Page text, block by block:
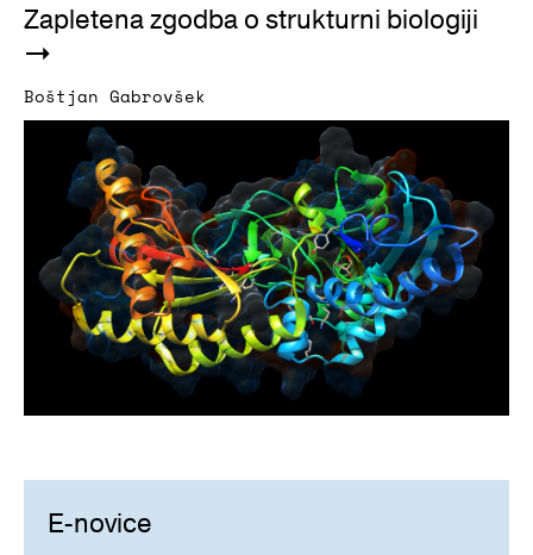
Zapletena zgodba o strukturni biologiji
Boštjan Gabrovšek
E-novice